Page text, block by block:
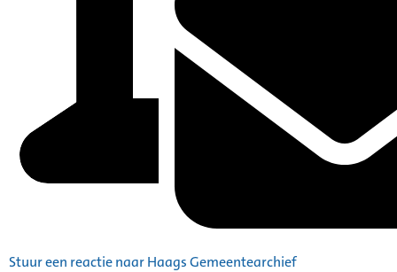
Stuur een reactie naar Haags Gemeentearchief